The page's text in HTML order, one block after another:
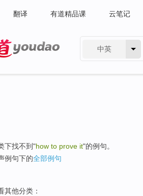
翻译 有道精品课 云笔记
中英
下找不到"how to prove it"的例句。
例句下的全部例句
其他分类：